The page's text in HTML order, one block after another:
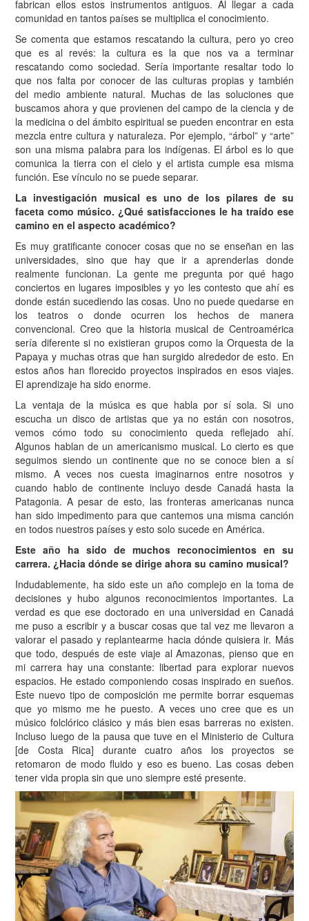
fabrican ellos estos instrumentos antiguos. Al llegar a cada
comunidad en tantos países se multiplica el conocimiento.
Se comenta que estamos rescatando la cultura, pero yo creo
que es al revés: la cultura es la que nos va a terminar
rescatando como sociedad. Sería importante resaltar todo lo
que nos falta por conocer de las culturas propias y también
del medio ambiente natural. Muchas de las soluciones que
buscamos ahora y que provienen del campo de la ciencia y de
la medicina o del ámbito espiritual se pueden encontrar en esta
mezcla entre cultura y naturaleza. Por ejemplo, “árbol” y “arte”
son una misma palabra para los indígenas. El árbol es lo que
comunica la tierra con el cielo y el artista cumple esa misma
función. Ese vínculo no se puede separar.
La investigación musical es uno de los pilares de su
faceta como músico. ¿Qué satisfacciones le ha traído ese
camino en el aspecto académico?
Es muy gratificante conocer cosas que no se enseñan en las
universidades, sino que hay que ir a aprenderlas donde
realmente funcionan. La gente me pregunta por qué hago
conciertos en lugares imposibles y yo les contesto que ahí es
donde están sucediendo las cosas. Uno no puede quedarse en
los teatros o donde ocurren los hechos de manera
convencional. Creo que la historia musical de Centroamérica
sería diferente si no existieran grupos como la Orquesta de la
Papaya y muchas otras que han surgido alrededor de esto. En
estos años han florecido proyectos inspirados en esos viajes.
El aprendizaje ha sido enorme.
La ventaja de la música es que habla por sí sola. Si uno
escucha un disco de artistas que ya no están con nosotros,
vemos cómo todo su conocimiento queda reflejado ahí.
Algunos hablan de un americanismo musical. Lo cierto es que
seguimos siendo un continente que no se conoce bien a sí
mismo. A veces nos cuesta imaginarnos entre nosotros y
cuando hablo de continente incluyo desde Canadá hasta la
Patagonia. A pesar de esto, las fronteras americanas nunca
han sido impedimento para que cantemos una misma canción
en todos nuestros países y esto solo sucede en América.
Este año ha sido de muchos reconocimientos en su
carrera. ¿Hacia dónde se dirige ahora su camino musical?
Indudablemente, ha sido este un año complejo en la toma de
decisiones y hubo algunos reconocimientos importantes. La
verdad es que ese doctorado en una universidad en Canadá
me puso a escribir y a buscar cosas que tal vez me llevaron a
valorar el pasado y replantearme hacia dónde quisiera ir. Más
que todo, después de este viaje al Amazonas, pienso que en
mi carrera hay una constante: libertad para explorar nuevos
espacios. He estado componiendo cosas inspirado en sueños.
Este nuevo tipo de composición me permite borrar esquemas
que yo mismo me he puesto. A veces uno cree que es un
músico folclórico clásico y más bien esas barreras no existen.
Incluso luego de la pausa que tuve en el Ministerio de Cultura
[de Costa Rica] durante cuatro años los proyectos se
retomaron de modo fluido y eso es bueno. Las cosas deben
tener vida propia sin que uno siempre esté presente.